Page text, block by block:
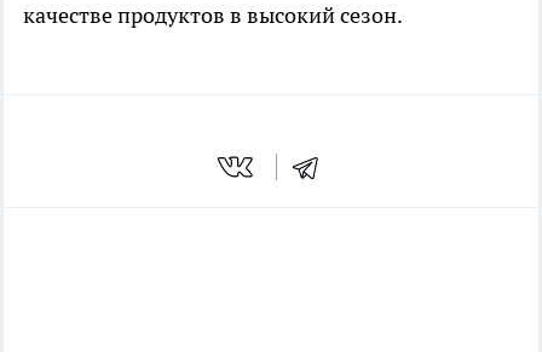
качестве продуктов в высокий сезон.